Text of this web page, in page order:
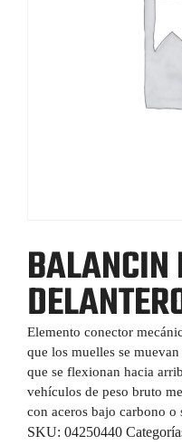
BALANCIN
Elemento conector
que los muelles se
que se flexionan hacia
vehículos de peso bruto
con aceros bajo carbono
SKU: 04250440